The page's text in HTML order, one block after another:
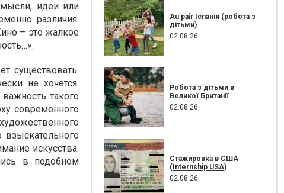
идеи или
различия.
– это жалкое
существовать.
не хочется.
такого
современного
взыскательного
искусства.
в подобном
Au pair Іспанія (робота з
дітьми)
02.08.26
Робота з дітьми в
Великої Британії
02.08.26
Стажировка в США
(Internship USA)
02.08.26